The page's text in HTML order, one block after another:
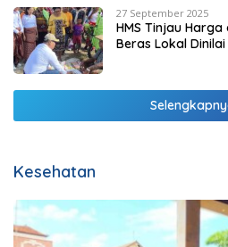
27 September 2025
HMS Tinjau
Beras Lokal
Kesehatan